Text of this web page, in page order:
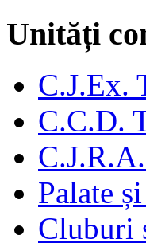
Unități
C.J.Ex.
C.C.D.
Palate
Cluburi